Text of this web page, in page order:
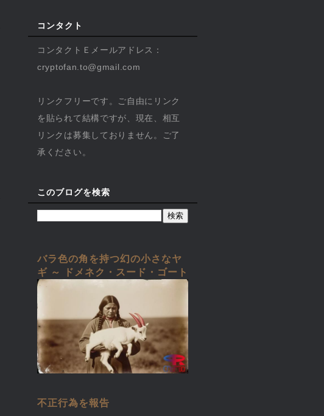
コンタクト
コンタクトＥメールアドレス：
cryptofan.to@gmail.com
リンクフリーです。ご自由にリンク
を貼られて結構ですが、現在、相互
リンクは募集しておりません。ご了
承ください。
このブログを検索
バラ色の角を持つ幻の小さなヤ
ギ ～ ドメネク・スード・ゴート
不正行為を報告